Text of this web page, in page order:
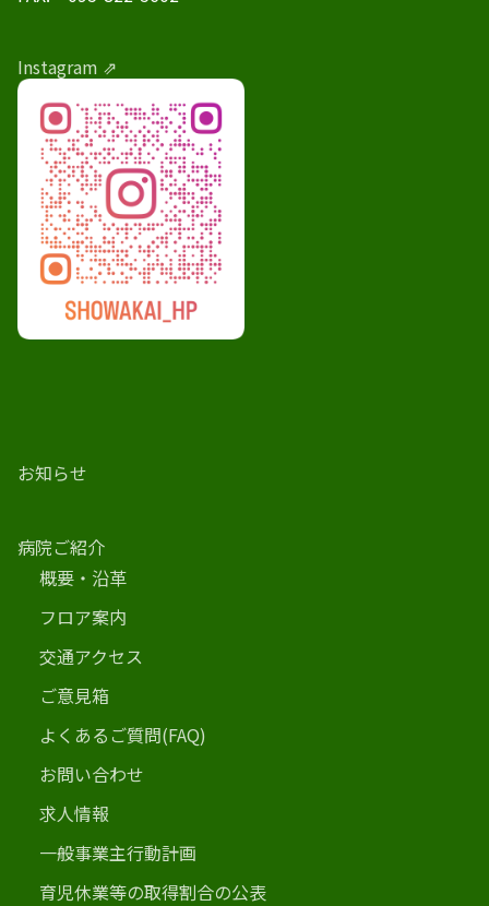
Instagram ⇗
お知らせ
病院ご紹介
概要・沿革
フロア案内
交通アクセス
ご意見箱
よくあるご質問(FAQ)
お問い合わせ
求人情報
一般事業主行動計画
育児休業等の取得割合の公表